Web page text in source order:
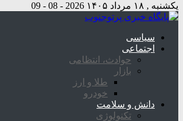
یکشنبه , ۱۸ مرداد ۱۴۰۵ 2026 - 08 - 09
سیاسی
اجتماعی
حوادث، انتظامی
بازار
طلا و ارز
خودرو
دانش و سلامت
تکنولوژی